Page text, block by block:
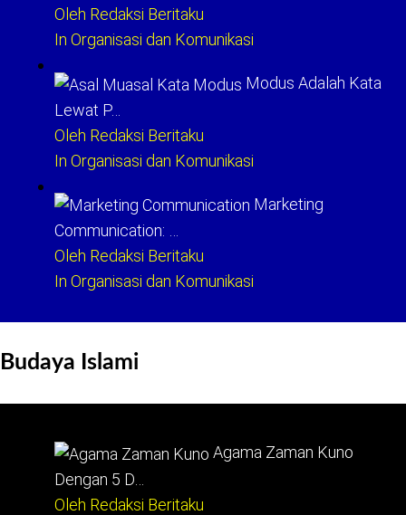
Oleh Redaksi Beritaku
In Organisasi dan Komunikasi
Modus Adalah Kata
Lewat P…
Oleh Redaksi Beritaku
In Organisasi dan Komunikasi
Marketing
Communication: …
Oleh Redaksi Beritaku
In Organisasi dan Komunikasi
Budaya Islami
Agama Zaman Kuno
Dengan 5 D…
Oleh Redaksi Beritaku